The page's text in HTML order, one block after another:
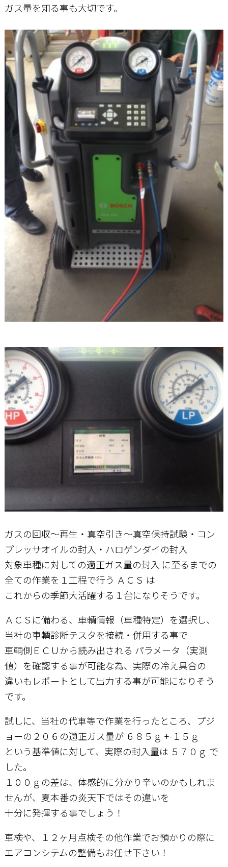
ガス量を知る事も大切です。
ガスの回収～再生・真空引き～真空保持試験・コン
プレッサオイルの封入・ハロゲンダイの封入
対象車種に対しての適正ガス量の封入 に至るまでの
全ての作業を１工程で行う ＡＣＳ は
これからの季節大活躍する１台になりそうです。
ＡＣＳに備わる、車輌情報（車種特定）を選択し、
当社の車輌診断テスタを接続・併用する事で
車輌側ＥＣＵから読み出される パラメータ（実測
値）を確認する事が可能な為、実際の冷え具合の
違いもレポートとして出力する事が可能になりそう
です。
試しに、当社の代車等で作業を行ったところ、プジ
ョーの２０６の適正ガス量が ６８５ｇ +-１５ｇ
という基準値に対して、実際の封入量は ５７０ｇ で
した。
１００ｇの差は、体感的に分かり辛いのかもしれま
せんが、夏本番の炎天下ではその違いを
十分に発揮する事でしょう！
車検や、１２ヶ月点検その他作業でお預かりの際に
エアコンシテムの整備もお任せ下さい！